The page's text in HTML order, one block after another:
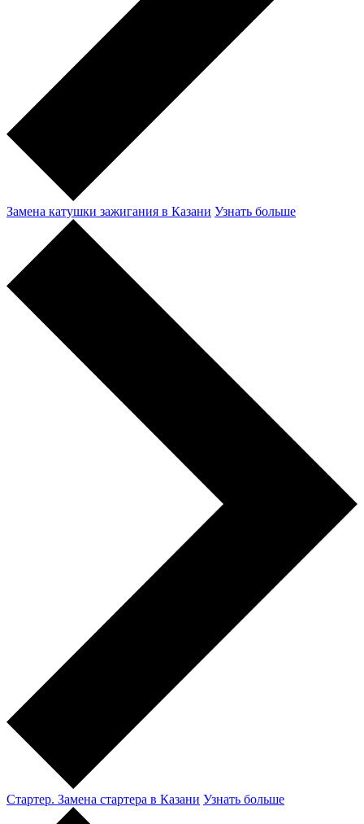
Замена катушки зажигания в Казани Узнать больше
Стартер. Замена стартера в Казани Узнать больше